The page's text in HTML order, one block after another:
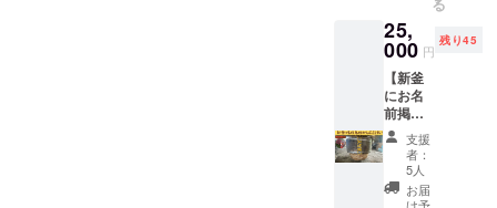
数量：1
セット
〇さと
ねりガ
トー
ショコ
ラ ・名
称：ガ
トー
ショコ
は冷蔵
庫に入
れてく
ださ
い。)。
・数
量：1点
・内容
量：約
450g
ター、
卵、金
とうき
び(宮崎
県産黒
砂糖) ・
賞味期
限：お
届けす
つくる
ことが
できな
い希少
品で
す。 ご
支援に
対する
お礼の
手紙も
甘みを
味わう
ことが
できま
す。 春
に土に
植えつ
けて育
てるこ
ともで
きま
25,
000 円
残り45
【新釜
にお名
前掲
載！新
釜で初
めてつ
くる黒
砂糖
支援
者：
5人
お届
け予